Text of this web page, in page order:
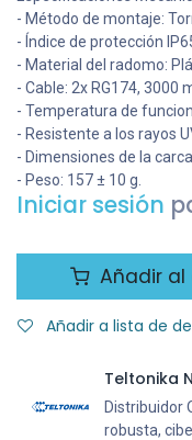
- Método de montaje:
- Índice de protección
- Material del radomo:
- Cable: 2x RG174, 3000
- Temperatura de
- Resistente a los rayos
- Dimensiones de la
- Peso: 157 ± 10 g.
Iniciar sesión
Añadir
Añadir a lista de
Teltonika
Distribuidor
robusta,